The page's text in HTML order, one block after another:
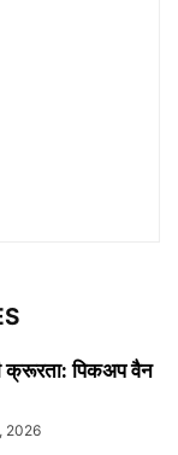
क्रूरता: पिकअप वैन
2026